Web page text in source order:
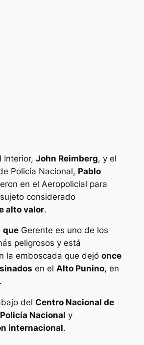
Interior, John Reimberg, y el
Policía Nacional, Pablo
en el Aeropolicial para
considerado
alto valor.
que Gerente es uno de los
peligrosos y está
la emboscada que dejó once
en el Alto Punino, en
del Centro Nacional de
Policía Nacional y
internacional.